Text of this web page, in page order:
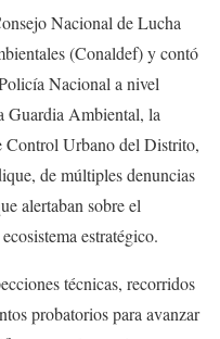
Nacional de Lucha
(Conaldef) y contó
Nacional a nivel
Guardia Ambiental, la
Control Urbano del Distrito,
de múltiples denuncias
alertaban sobre el
estratégico.
técnicas, recorridos
probatorios para avanzar